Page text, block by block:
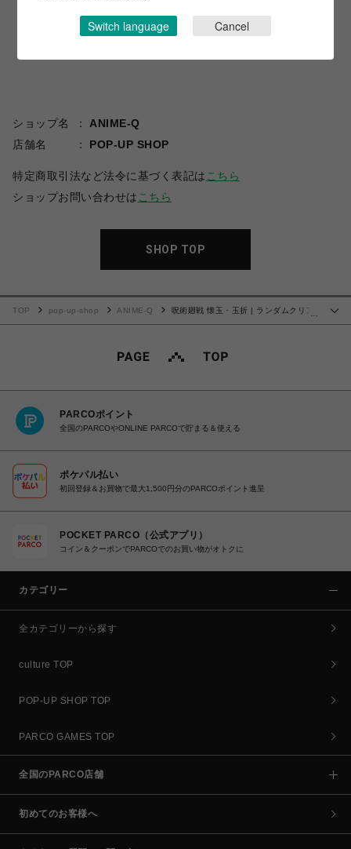
ショップ名
ANIME-Q
店舗名
POP-UP SHOP
特定商取引法など法令に基づく表記は こちら
ショップお問い合わせは こちら
SHOP TOP
TOP pop-up-shop ANIME-Q
呪術廻戦 懐玉・玉折 | ランダムクリア
PARCOポイント
全国のPARCOやONLINE PARCOで貯まる＆使える
ポケパル払い
初回登録＆お買物で最大1,500円分のPARCOポイント進呈
POCKET PARCO（公式アプリ）
コイン＆クーポンでPARCOでのお買い物がオトクに
カテゴリー
全カテゴリーから探す
culture TOP
POP-UP SHOP TOP
PARCO GAMES TOP
全国のPARCO店舗
初めてのお客様へ
Switch language Cancel